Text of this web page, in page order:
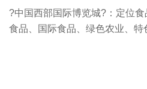
?中国西部国际博览城?：定位
食品、国际食品、绿色农业、特